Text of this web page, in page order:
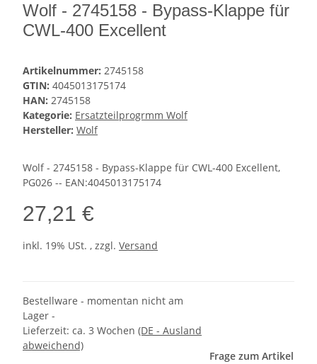
Wolf - 2745158 - Bypass-Klappe für
CWL-400 Excellent
Artikelnummer: 2745158
GTIN: 4045013175174
HAN: 2745158
Kategorie: Ersatzteilprogrmm Wolf
Hersteller: Wolf
Wolf - 2745158 - Bypass-Klappe für CWL-400 Excellent,
PG026 -- EAN:4045013175174
27,21 €
inkl. 19% USt. , zzgl. Versand
Bestellware - momentan nicht am
Lager -
Lieferzeit: ca. 3 Wochen (DE - Ausland
abweichend)
Frage zum Artikel